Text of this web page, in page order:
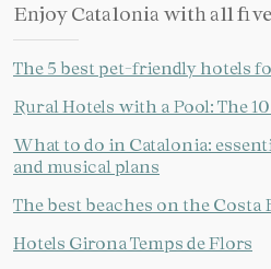
Enjoy Catalonia with all five
The 5 best pet-friendly hotels
Rural Hotels with a Pool: The
What to do in Catalonia:
and musical plans
The best beaches on the Costa
Hotels Girona Temps de Flors